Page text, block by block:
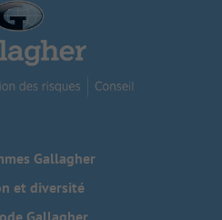
Gallagher
et diversité